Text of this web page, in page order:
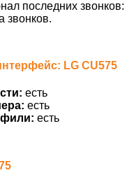
последних
звонков.
LG CU575
есть
есть
есть